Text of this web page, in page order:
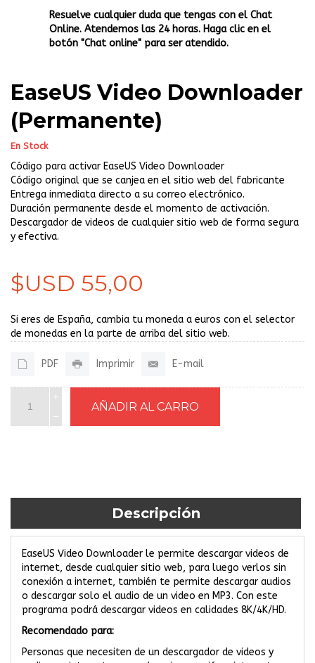
Resuelve cualquier duda que tengas con el Chat
Online. Atendemos las 24 horas. Haga clic en el
botón "Chat online" para ser atendido.
EaseUS Video Downloader
(Permanente)
En Stock
Código para activar EaseUS Video Downloader
Código original que se canjea en el sitio web del fabricante
Entrega inmediata directo a su correo electrónico.
Duración permanente desde el momento de activación.
Descargador de videos de cualquier sitio web de forma segura
y efectiva.
$USD 55,00
Si eres de España, cambia tu moneda a euros con el selector
de monedas en la parte de arriba del sitio web.
PDF Imprimir E-mail
Descripción
EaseUS Video Downloader le permite descargar videos de
internet, desde cualquier sitio web, para luego verlos sin
conexión a internet, también te permite descargar audios
o descargar solo el audio de un video en MP3. Con este
programa podrá descargar videos en calidades 8K/4K/HD.
Recomendado para:
Personas que necesiten de un descargador de videos y